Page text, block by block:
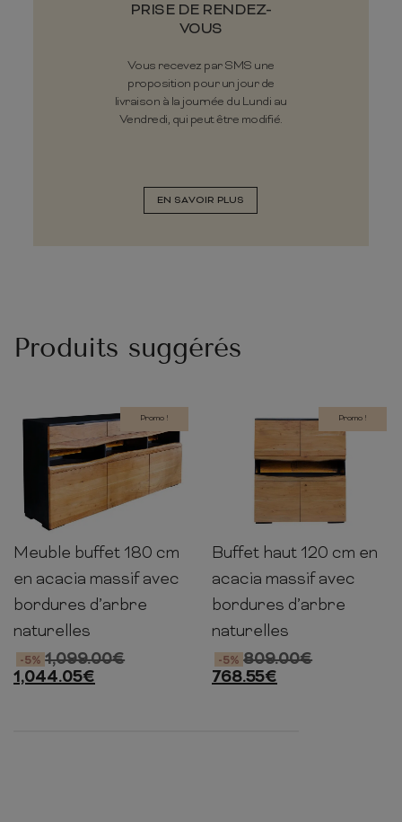
PRISE DE RENDEZ-
VOUS
Vous recevez par SMS une
proposition pour un jour de
livraison à la journée du Lundi au
Vendredi, qui peut être modifié.
EN SAVOIR PLUS
Produits suggérés
Promo !
90cm 180cm 40cm
Meuble buffet 180 cm
en acacia massif avec
bordures d’arbre
naturelles
1,099.00€
-5%
1,044.05€
Promo !
120cm 100cm 40cm
Buffet haut 120 cm en
acacia massif avec
bordures d’arbre
naturelles
809.00€
-5%
768.55€